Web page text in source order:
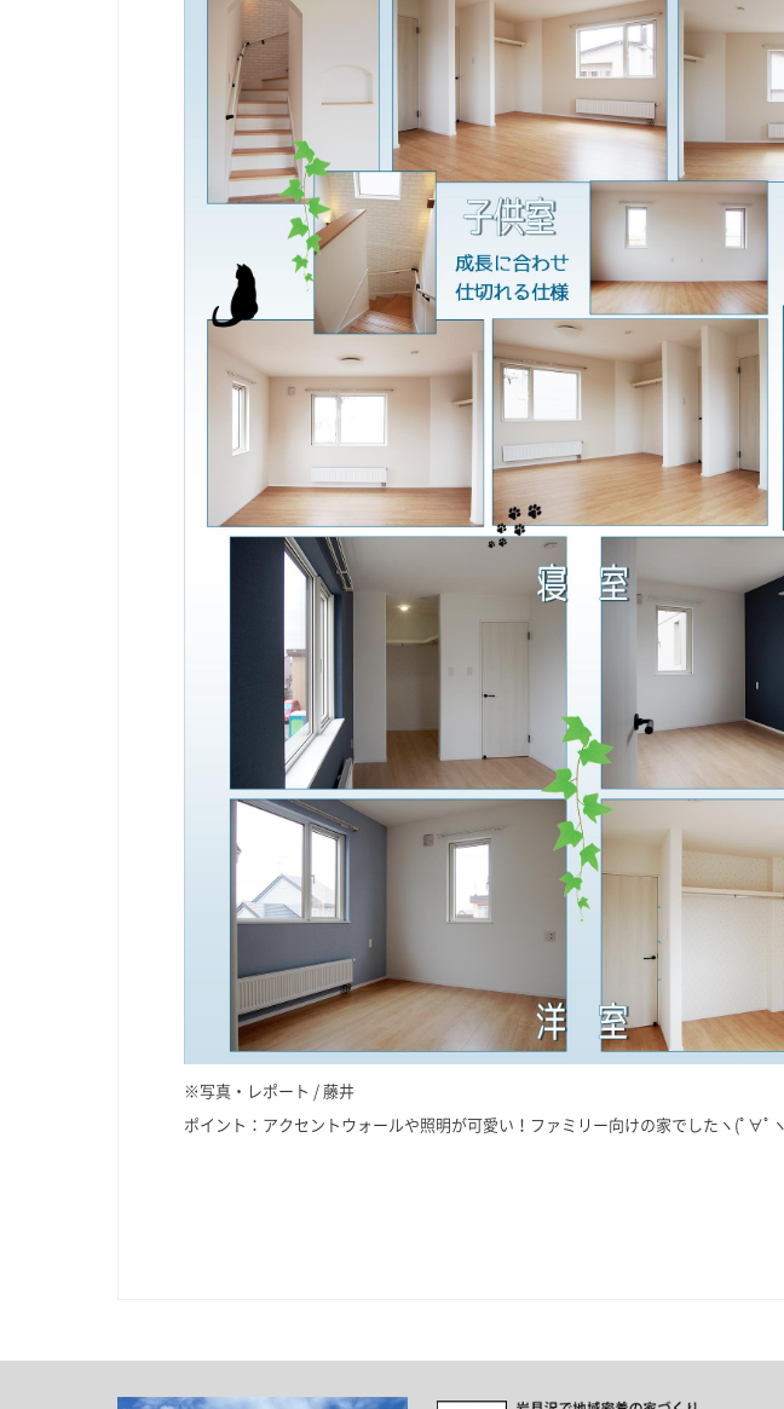
※写真・レポート / 藤井
ポイント：アクセントウォールや照明が可愛い！ファミリー向けの家でしたヽ(ﾟ∀ﾟヽ